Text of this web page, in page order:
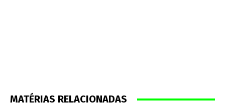
MATÉRIAS RELACIONADAS